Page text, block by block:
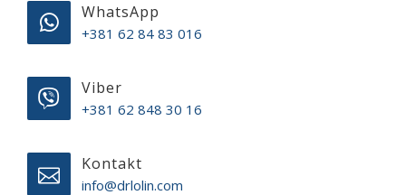
WhatsApp
+381 62 84 83 016
Viber
+381 62 848 30 16
Kontakt
info@drlolin.com